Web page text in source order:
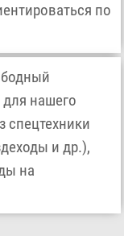
по
нашего
спецтехники
и др.),
на